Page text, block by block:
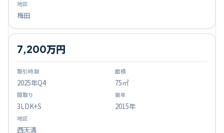
梅田
2025年Q4
7,200万円
75㎡
3LDK+S 2015年
西天満